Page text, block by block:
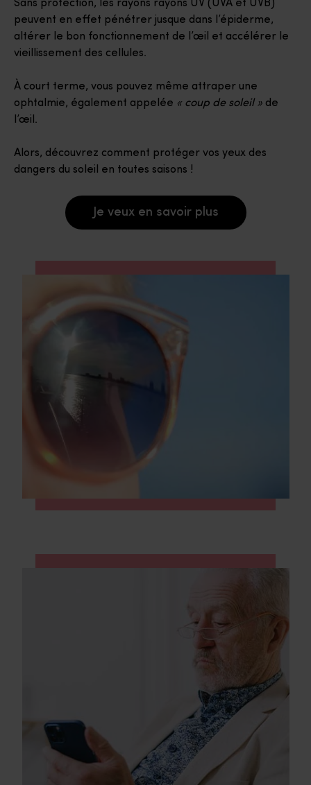
Sans protection, les rayons rayons UV (UVA et UVB)
peuvent en effet pénétrer jusque dans l’épiderme,
altérer le bon fonctionnement de l’œil et accélérer le
vieillissement des cellules.
À court terme, vous pouvez même attraper une
ophtalmie, également appelée « coup de soleil » de
l’œil.
Alors, découvrez comment protéger vos yeux des
dangers du soleil en toutes saisons !
Je veux en savoir plus